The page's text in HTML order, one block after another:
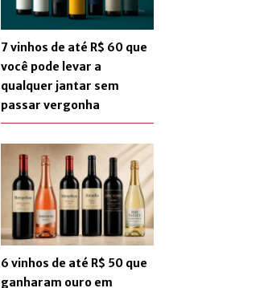
7 vinhos de até R$ 60 que
você pode levar a
qualquer jantar sem
passar vergonha
6 vinhos de até R$ 50 que
ganharam ouro em